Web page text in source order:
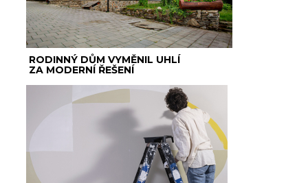
RODINNÝ DŮM VYMĚNIL UHLÍ
ZA MODERNÍ ŘEŠENÍ